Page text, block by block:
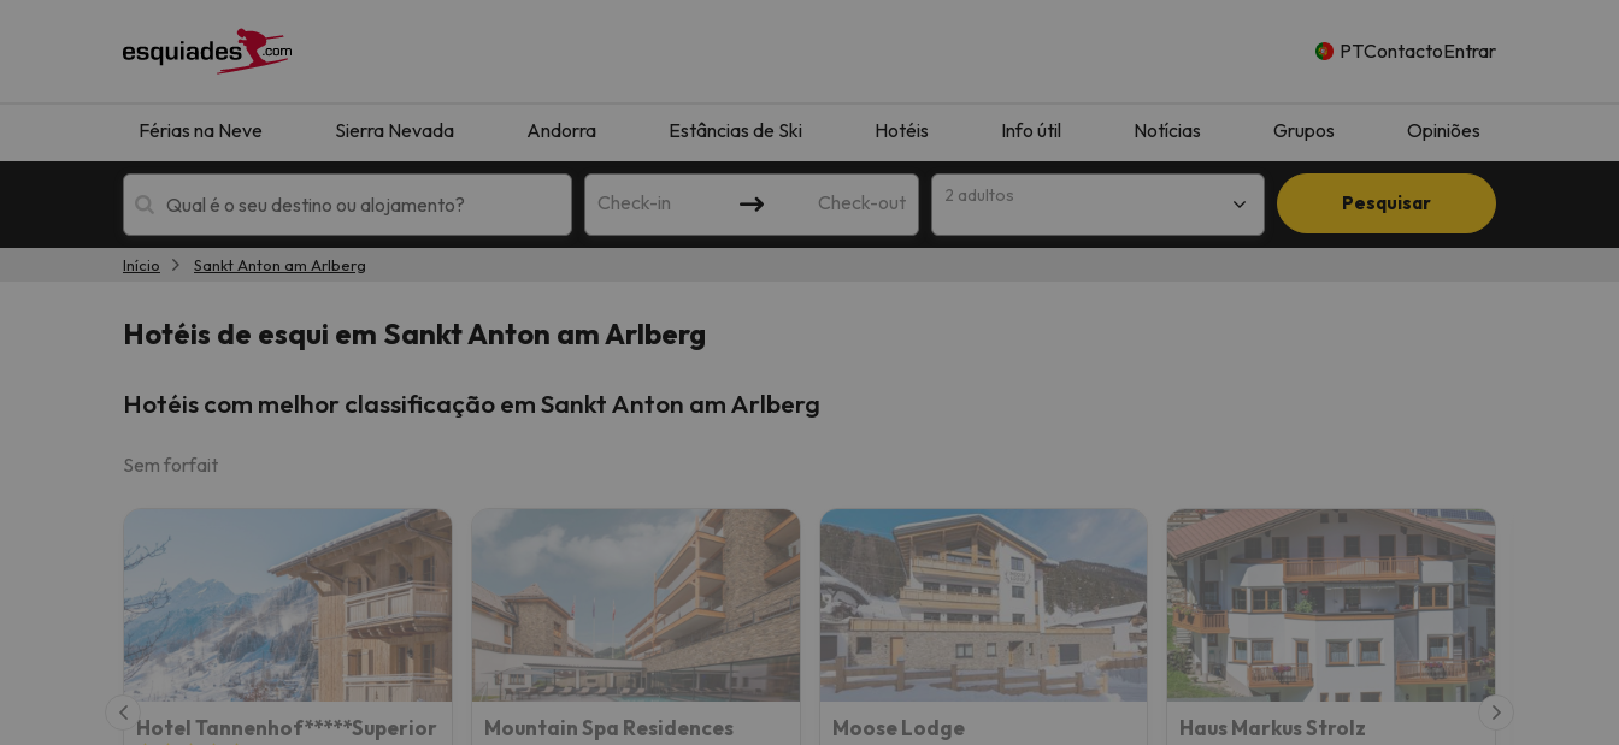
PTContactoEntrar
Férias na Neve Sierra Nevada Andorra Estâncias de Ski Hotéis Info útil Notícias Grupos Opiniões
Check-in Check-out 2 adultos Pesquisar
Oops, não encontramos nenhum resultado que corresponda à sua pesquisa. Tente modificar o destino.
Bem, parece que o nosso Seeker perdeu o seu caminho. Assim que encontrar a sua bússola, estará de volta.
Início Sankt Anton am Arlberg
Hotéis de esqui em Sankt Anton am Arlberg
Hotéis com melhor classificação em Sankt Anton am Arlberg
Sem forfait
Hotel Tannenhof*****Superior Mountain Spa Residences Moose Lodge Haus Markus Strolz